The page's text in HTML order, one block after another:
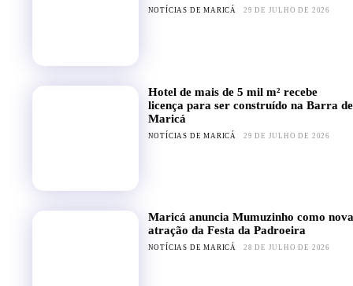
NOTÍCIAS DE MARICÁ 29 DE JULHO DE 2026
Hotel de mais de 5 mil m² recebe
licença para ser construído na Barra de
Maricá
NOTÍCIAS DE MARICÁ 29 DE JULHO DE 2026
Maricá anuncia Mumuzinho como nova
atração da Festa da Padroeira
NOTÍCIAS DE MARICÁ 28 DE JULHO DE 2026